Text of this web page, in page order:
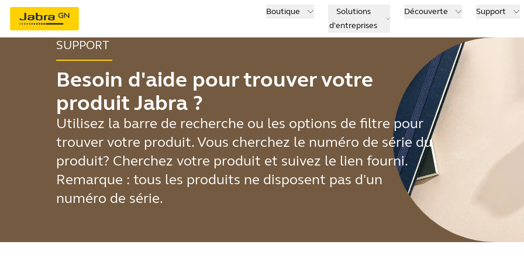
Boutique
Solutions
d'entreprises
Découverte Support
SUPPORT
Besoin d'aide pour trouver votre
produit Jabra ?
Utilisez la barre de recherche ou les options de filtre pour
trouver votre produit. Vous cherchez le numéro de série du
produit? Cherchez votre produit et suivez le lien fourni.
Remarque : tous les produits ne disposent pas d'un
numéro de série.